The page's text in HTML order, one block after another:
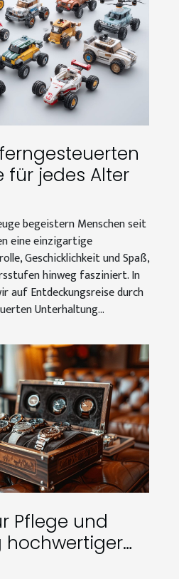
für jedes Alter
begeistern Menschen seit
eine einzigartige
Geschicklichkeit und Spaß,
hinweg fasziniert. In
auf Entdeckungsreise durch
Unterhaltung...
Pflege und
hochwertiger